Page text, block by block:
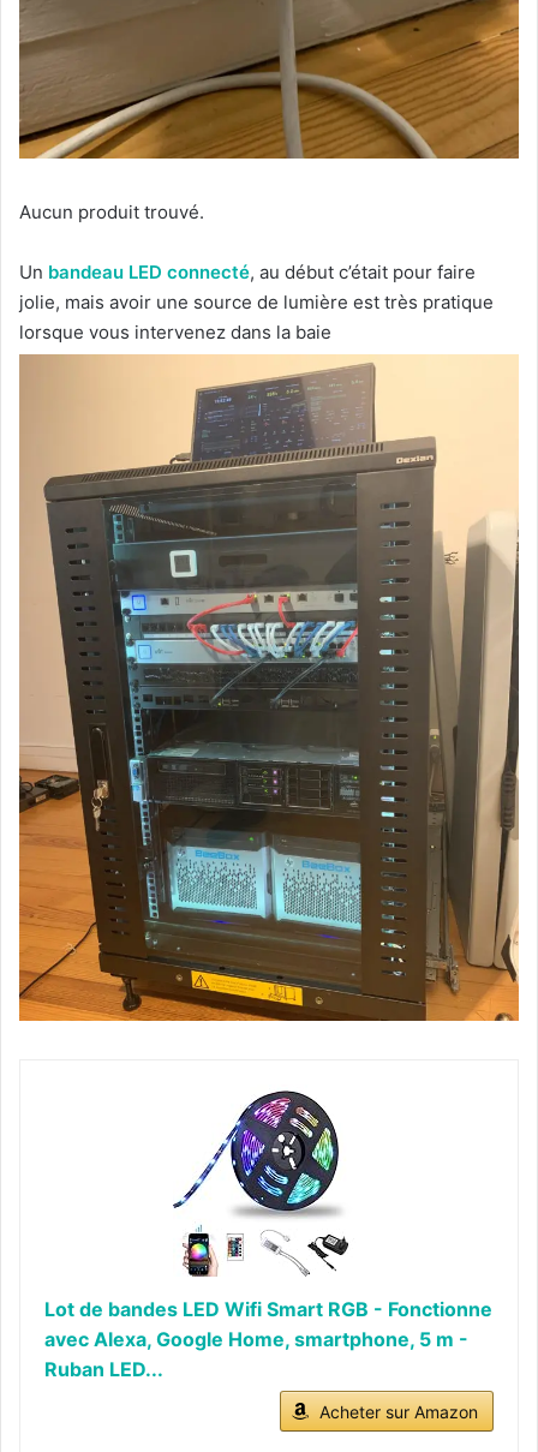
Aucun produit trouvé.
Un bandeau LED connecté, au début c’était pour faire
jolie, mais avoir une source de lumière est très pratique
lorsque vous intervenez dans la baie
Lot de bandes LED Wifi Smart RGB - Fonctionne
avec Alexa, Google Home, smartphone, 5 m -
Ruban LED...
Acheter sur Amazon